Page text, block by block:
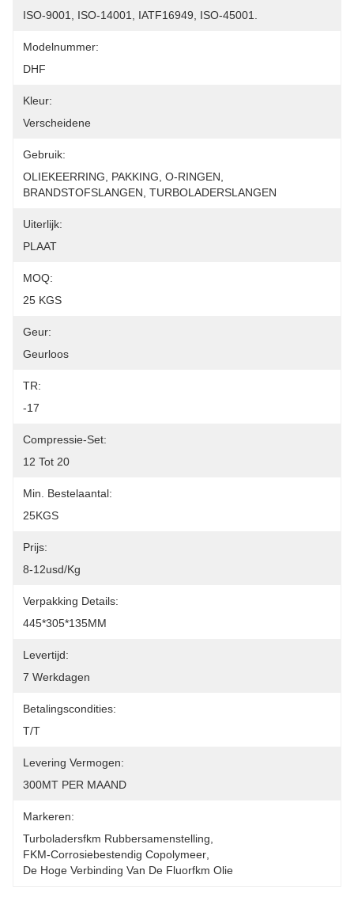
ISO-9001, ISO-14001, IATF16949, ISO-45001.
Modelnummer:
DHF
Kleur:
Verscheidene
Gebruik:
OLIEKEERRING, PAKKING, O-RINGEN,
BRANDSTOFSLANGEN, TURBOLADERSLANGEN
Uiterlijk:
PLAAT
MOQ:
25 KGS
Geur:
Geurloos
TR:
-17
Compressie-Set:
12 Tot 20
Min. Bestelaantal:
25KGS
Prijs:
8-12usd/kg
Verpakking Details:
445*305*135MM
Levertijd:
7 Werkdagen
Betalingscondities:
T/T
Levering Vermogen:
300MT PER MAAND
Markeren:
Turboladersfkm Rubbersamenstelling
FKM-Corrosiebestendig Copolymeer
De Hoge Verbinding Van De Fluorfkm Olie